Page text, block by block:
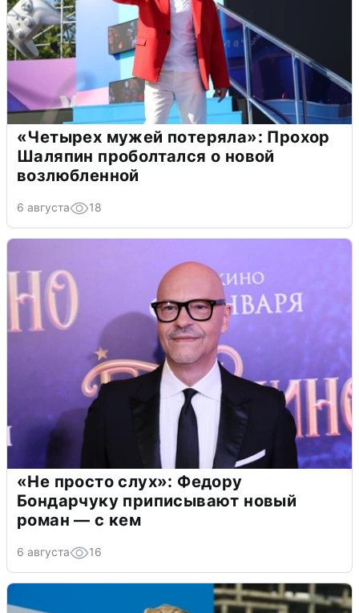
«Четырех мужей потеряла»: Прохор
Шаляпин проболтался о новой
возлюбленной
6 августа 18
«Не просто слух»: Федору
Бондарчуку приписывают новый
роман — с кем
6 августа 16